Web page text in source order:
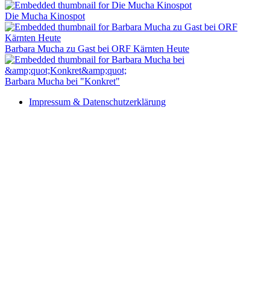
Die Mucha Kinospot
Barbara Mucha zu Gast bei ORF Kärnten Heute
Barbara Mucha bei "Konkret"
Impressum & Datenschutzerklärung